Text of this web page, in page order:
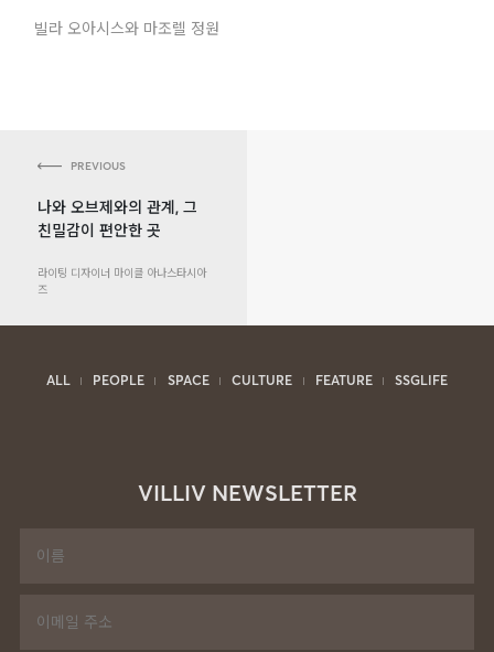
빌라 오아시스와 마조렐 정원
PREVIOUS
나와 오브제와의 관계, 그
친밀감이 편안한 곳
라이팅 디자이너 마이클 아나스타시아
즈
ALL PEOPLE SPACE CULTURE FEATURE SSGLIFE
VILLIV NEWSLETTER